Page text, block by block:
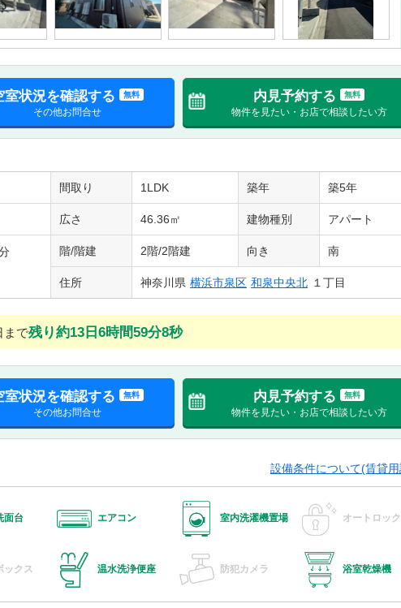
室状況を確認する 無料
その他お問合せ
内見予約する 無料
物件を見たい・お店で相談したい方
間取り 1LDK 築年 築5年
広さ 46.36㎡ 建物種別 アパート
階/階建 2階/2階建 向き 南
住所 神奈川県 横浜市泉区 和泉中央北 １丁目
まで残り約13日6時間59分7秒
室状況を確認する 無料
その他お問合せ
内見予約する 無料
物件を見たい・お店で相談したい方
設備条件について(賃貸
面台 エアコン 室内洗濯機置場 オートロック
ックス 温水洗浄便座 防犯カメラ 浴室乾燥機